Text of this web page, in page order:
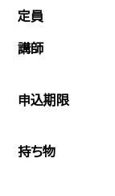
定員
講師
申込期限
持ち物